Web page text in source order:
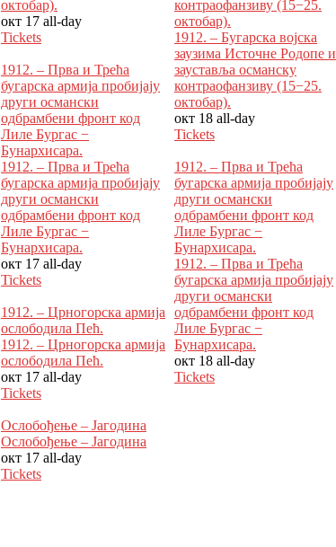
октобар).
окт 17 all-day
Tickets
1912. – Прва и Трећа
бугарска армија пробијају
други османски
одбрамбени фронт код
Лиле Бургас −
Бунархисара.
1912. – Прва и Трећа
бугарска армија пробијају
други османски
одбрамбени фронт код
Лиле Бургас −
Бунархисара.
окт 17 all-day
Tickets
1912. – Црногорска армија
ослободила Пећ.
1912. – Црногорска армија
ослободила Пећ.
окт 17 all-day
Tickets
Ослобођење – Јагодина
Ослобођење – Јагодина
окт 17 all-day
Tickets
контраофанзиву (15−25.
октобар).
1912. – Бугарска војска
заузима Источне Родопе и
зауставља османску
контраофанзиву (15−25.
октобар).
окт 18 all-day
Tickets
1912. – Прва и Трећа
бугарска армија пробијају
други османски
одбрамбени фронт код
Лиле Бургас −
Бунархисара.
1912. – Прва и Трећа
бугарска армија пробијају
други османски
одбрамбени фронт код
Лиле Бургас −
Бунархисара.
окт 18 all-day
Tickets